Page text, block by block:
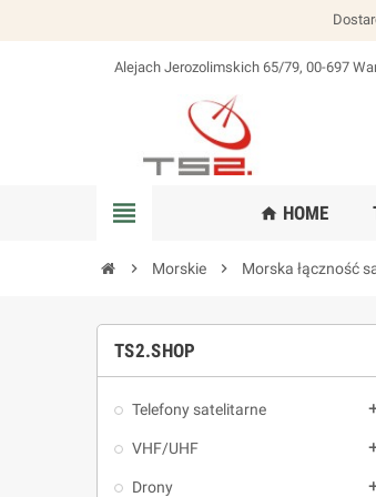
lokalizacja_na
Alejach Jerozolimskich 65/79, 00-697
view_headline home HOME
chevron_right Morskie chevron_right Morska łączność
TS2.SHOP
Telefony satelitarne
VHF/UHF
Drony